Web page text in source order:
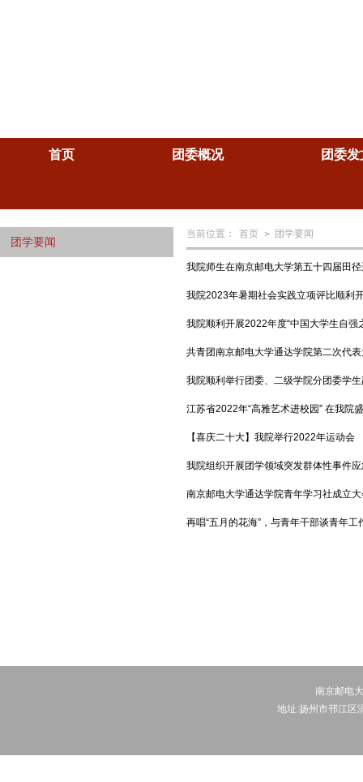
首页 团委概况 团委发
团学要闻
当前位置： 首页 团学要闻
我院师生在南京邮电大学第五十四届田
我院2023年暑期社会实践立项评比顺利
我院顺利开展2022年度“中国大学生自强
共青团南京邮电大学通达学院第二次代
我院顺利举行团委、二级学院分团委学
江苏省2022年“高雅艺术进校园” 在我院
【喜庆二十大】我院举行2022年运动会
我院组织开展团学领域突发群体性事件
南京邮电大学通达学院青年学习社成立
再唱“五月的花海”，与青年干部谈青年
南京邮电
地址:扬州市邗江区